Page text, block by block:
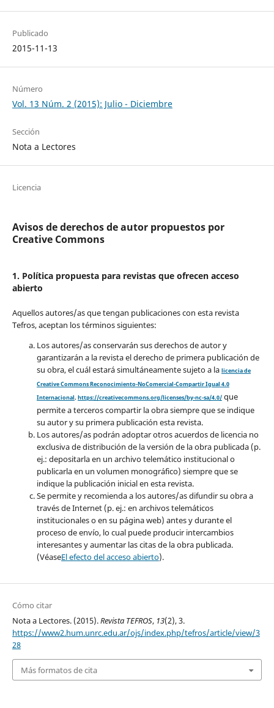
Publicado
2015-11-13
Número
Vol. 13 Núm. 2 (2015): Julio - Diciembre
Sección
Nota a Lectores
Licencia
Avisos de derechos de autor propuestos por
Creative Commons
1. Política propuesta para revistas que ofrecen acceso
abierto
Aquellos autores/as que tengan publicaciones con esta revista
Tefros, aceptan los términos siguientes:
Los autores/as conservarán sus derechos de autor y
garantizarán a la revista el derecho de primera publicación de
su obra, el cuál estará simultáneamente sujeto a la licencia de
Creative Commons Reconocimiento-NoComercial-Compartir Igual 4.0
Internacional. https://creativecommons.org/licenses/by-nc-sa/4.0/que
permite a terceros compartir la obra siempre que se indique
su autor y su primera publicación esta revista.
Los autores/as podrán adoptar otros acuerdos de licencia no
exclusiva de distribución de la versión de la obra publicada (p.
ej.: depositarla en un archivo telemático institucional o
publicarla en un volumen monográfico) siempre que se
indique la publicación inicial en esta revista.
Se permite y recomienda a los autores/as difundir su obra a
través de Internet (p. ej.: en archivos telemáticos
institucionales o en su página web) antes y durante el
proceso de envío, lo cual puede producir intercambios
interesantes y aumentar las citas de la obra publicada.
(VéaseEl efecto del acceso abierto).
Cómo citar
Nota a Lectores. (2015).Revista TEFROS, 13(2), 3.
https://www2.hum.unrc.edu.ar/ojs/index.php/tefros/article/view/3
28
Más formatos de cita